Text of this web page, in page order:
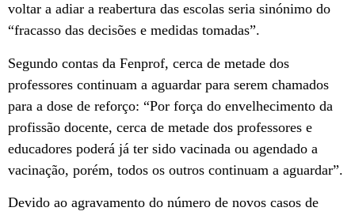
voltar a adiar a reabertura das escolas seria sinónimo do
“fracasso das decisões e medidas tomadas”.
Segundo contas da Fenprof, cerca de metade dos
professores continuam a aguardar para serem chamados
para a dose de reforço: “Por força do envelhecimento da
profissão docente, cerca de metade dos professores e
educadores poderá já ter sido vacinada ou agendado a
vacinação, porém, todos os outros continuam a aguardar”.
Devido ao agravamento do número de novos casos de